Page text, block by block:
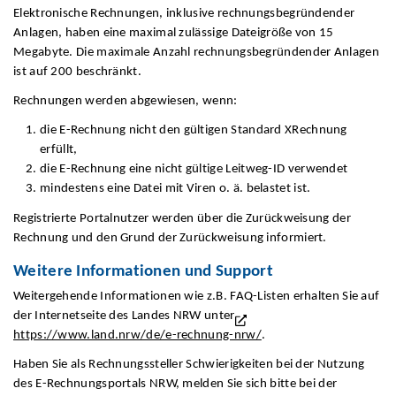
Elektronische Rechnungen, inklusive rechnungsbegründender
Anlagen, haben eine maximal zulässige Dateigröße von 15
Megabyte. Die maximale Anzahl rechnungsbegründender Anlagen
ist auf 200 beschränkt.
Rechnungen werden abgewiesen, wenn:
die E-Rechnung nicht den gültigen Standard XRechnung
erfüllt,
die E-Rechnung eine nicht gültige Leitweg-ID verwendet
mindestens eine Datei mit Viren o. ä. belastet ist.
Registrierte Portalnutzer werden über die Zurückweisung der
Rechnung und den Grund der Zurückweisung informiert.
Weitere Informationen und Support
Weitergehende Informationen wie z.B. FAQ-Listen erhalten Sie auf
der Internetseite des Landes NRW unter
https://www.land.nrw/de/e-rechnung-nrw/.
Haben Sie als Rechnungssteller Schwierigkeiten bei der Nutzung
des E-Rechnungsportals NRW, melden Sie sich bitte bei der